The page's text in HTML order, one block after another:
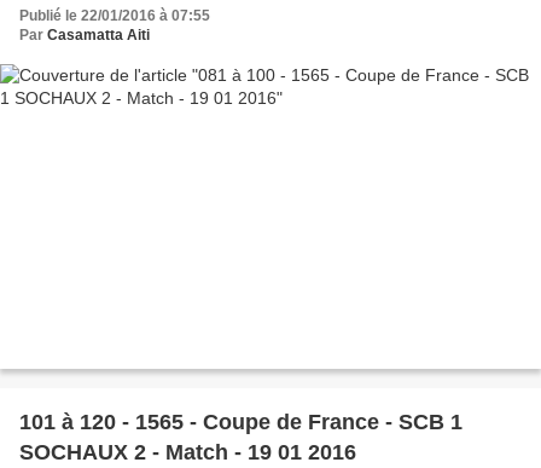
Publié le 22/01/2016 à 07:55
Par Casamatta Aiti
101 à 120 - 1565 - Coupe de France - SCB 1
SOCHAUX 2 - Match - 19 01 2016